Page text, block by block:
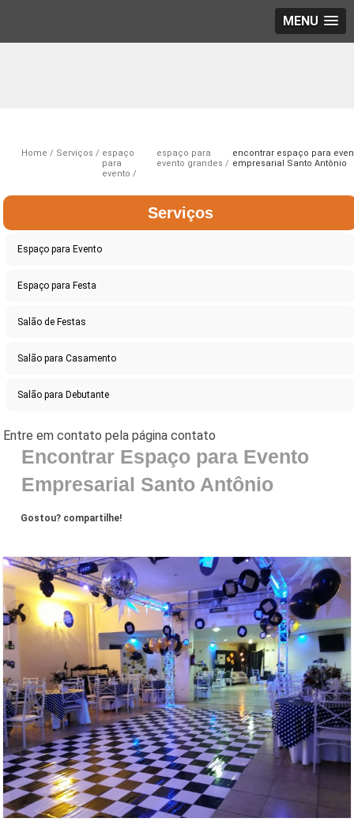
MENU
Home Serviços
espaço
para
evento
espaço para
evento grandes
encontrar espaço para
empresarial Santo Antônio
Serviços
Espaço para Evento
Espaço para Festa
Salão de Festas
Salão para Casamento
Salão para Debutante
Encontrar Espaço para Evento
Empresarial Santo Antônio
Gostou? compartilhe!